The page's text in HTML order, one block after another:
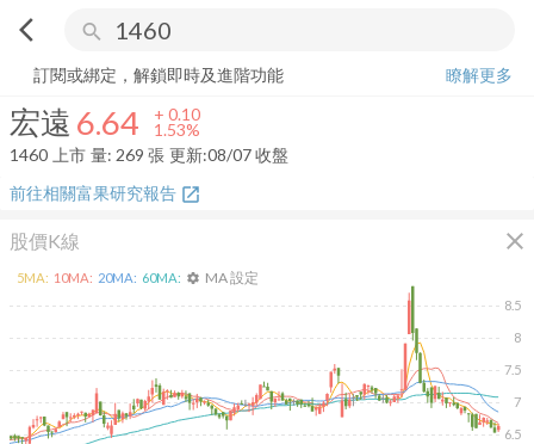
arrow_back_ios search
宏遠 + 1.53%
訂閱或綁定，解鎖即時及進階功能
瞭解更多
宏遠 6.64 + 0.10
1.53%
1460 上市 量: 269 張 更新:08/07 收盤
前往相關富果研究報告 open_in_new
股價K線 close
6.5
7
7.5
8
8.5
5MA: 10MA: 20MA: 60MA: settings MA 設定